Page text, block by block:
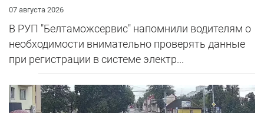
07 августа 2026
В РУП "Белтаможсервис" напомнили водителям о
необходимости внимательно проверять данные
при регистрации в системе электр...